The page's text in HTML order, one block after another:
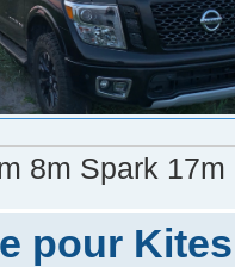
8m Spark
pour